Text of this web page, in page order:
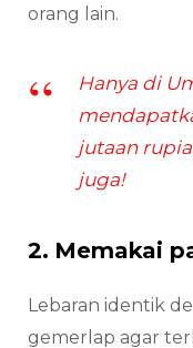
orang lain.
Hanya di
jutaan
juga!
2. Memakai
Lebaran identik
gemerlap agar